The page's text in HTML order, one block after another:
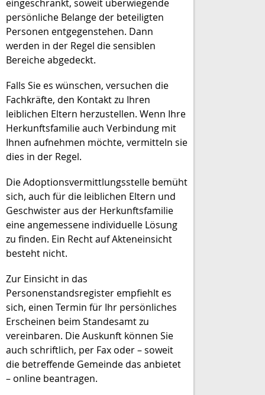
eingeschränkt, soweit überwiegende
persönliche Belange der beteiligten
Personen entgegenstehen. Dann
werden in der Regel die sensiblen
Bereiche abgedeckt.
Falls Sie es wünschen, versuchen die
Fachkräfte, den Kontakt zu Ihren
leiblichen Eltern herzustellen. Wenn Ihre
Herkunftsfamilie auch Verbindung mit
Ihnen aufnehmen möchte, vermitteln sie
dies in der Regel.
Die Adoptionsvermittlungsstelle bemüht
sich, auch für die leiblichen Eltern und
Geschwister aus der Herkunftsfamilie
eine angemessene individuelle Lösung
zu finden. Ein Recht auf Akteneinsicht
besteht nicht.
Zur Einsicht in das
Personenstandsregister empfiehlt es
sich, einen Termin für Ihr persönliches
Erscheinen beim Standesamt zu
vereinbaren. Die Auskunft können Sie
auch schriftlich, per Fax oder – soweit
die betreffende Gemeinde das anbietet
– online beantragen.